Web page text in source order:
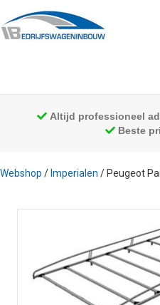
Altijd professioneel
Beste
Webshop / Imperialen / Peugeot